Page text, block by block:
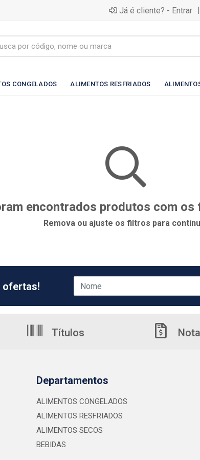
Já é cliente? - Entrar |
CONGELADOS ALIMENTOS RESFRIADOS
encontrados produtos com
Remova ou ajuste os filtros para
ofertas!
Títulos
Departamentos
ALIMENTOS CONGELADOS
ALIMENTOS RESFRIADOS
ALIMENTOS SECOS
BEBIDAS